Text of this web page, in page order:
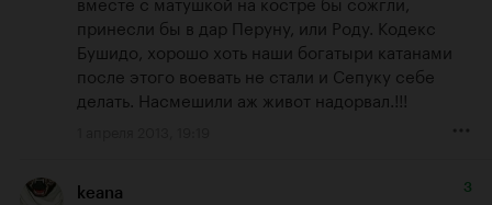
принесли бы в дар Перуну, или Роду. Кодекс
Бушидо, хорошо хоть наши богатыри катанами
после этого воевать не стали и Сепуку себе
делать. Насмешили аж живот надорвал.!!!
keana 3